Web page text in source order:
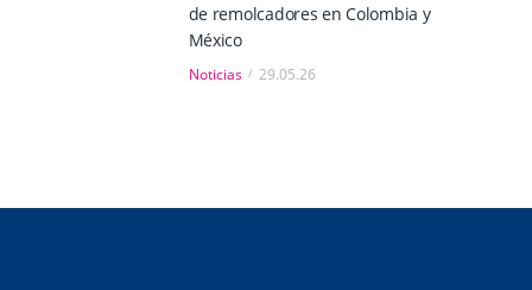
de remolcadores en Colombia y
México
Noticias 29.05.26